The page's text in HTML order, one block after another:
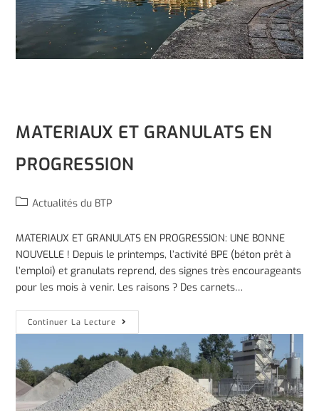
MATERIAUX ET GRANULATS EN
PROGRESSION
Actualités du BTP
MATERIAUX ET GRANULATS EN PROGRESSION: UNE BONNE
NOUVELLE ! Depuis le printemps, l’activité BPE (béton prêt à
l’emploi) et granulats reprend, des signes très encourageants
pour les mois à venir. Les raisons ? Des carnets…
Continuer La Lecture